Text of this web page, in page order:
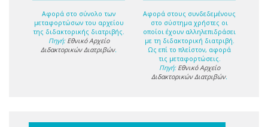
Αφορά στο σύνολο των
μεταφορτώσων του αρχείου
της διδακτορικής διατριβής.
Πηγή: Εθνικό Αρχείο
Διδακτορικών Διατριβών.
Αφορά στους συνδεδεμένους
στο σύστημα χρήστες οι
οποίοι έχουν αλληλεπιδράσει
με τη διδακτορική διατριβή.
Ως επί το πλείστον, αφορά
τις μεταφορτώσεις.
Πηγή: Εθνικό Αρχείο
Διδακτορικών Διατριβών.